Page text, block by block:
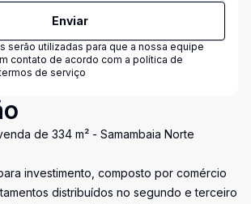
Enviar
serão utilizadas para que a nossa equipe
contato de acordo com a política de
de serviço
de 334 m² - Samambaia Norte
investimento, composto por comércio
distribuídos no segundo e terceiro